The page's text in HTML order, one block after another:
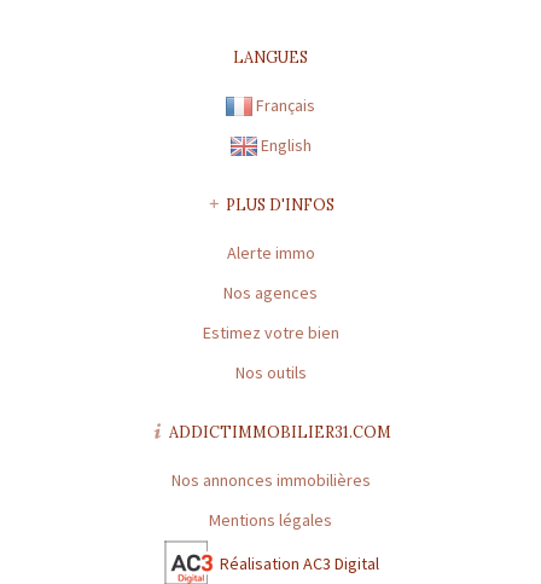
CARTE PROFESSIONNELLE TRANSACTION N° 1894
GARONNE | Capital : 8 000 € | Caisse garantie financière : FNAIM
n°41082E | Montant garantie financière : 120 000 €
Préfecture de délivrance de la carte professionnelle : HAUTE-
* : information non renseignée
LANGUES
Français
English
PLUS D'INFOS
Alerte immo
Nos agences
Estimez votre bien
Nos outils
ADDICTIMMOBILIER31.COM
Nos annonces immobilières
Mentions légales
Réalisation AC3 Digital